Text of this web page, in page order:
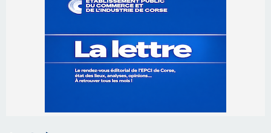
06/08/2026 15:57
Ucciani – Marché des producteurs à Cruculi le
Corte – L’association A Nuciola organise une
projection sous les étoiles